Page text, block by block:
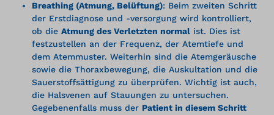
Breathing (Atmung, Belüftung): Beim zweiten Schritt
der Erstdiagnose und -versorgung wird kontrolliert,
ob die Atmung des Verletzten normal ist. Dies ist
festzustellen an der Frequenz, der Atemtiefe und
dem Atemmuster. Weiterhin sind die Atemgeräusche
sowie die Thoraxbewegung, die Auskultation und die
Sauerstoffsättigung zu überprüfen. Wichtig ist auch,
die Halsvenen auf Stauungen zu untersuchen.
Gegebenenfalls muss der Patient in diesem Schritt